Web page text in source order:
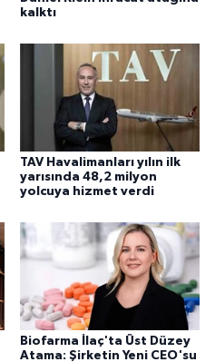
kalktı
TAV Havalimanları yılın ilk
yarısında 48,2 milyon
yolcuya hizmet verdi
Biofarma İlaç'ta Üst Düzey
Atama: Şirketin Yeni CEO'su